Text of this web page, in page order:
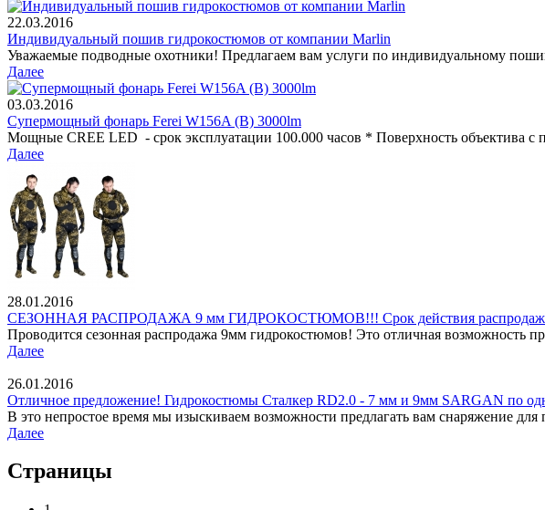
22.03.2016
Индивидуальный пошив гидрокостюмов от компании Marlin
Уважаемые подводные охотники! Предлагаем вам услуги по индивидуальному
Далее
03.03.2016
Супермощный фонарь Ferei W156A (B) 3000lm
Мощные CREE LED - срок эксплуатации 100.000 часов * Поверхность объектива с
Далее
28.01.2016
СЕЗОННАЯ РАСПРОДАЖА 9 мм ГИДРОКОСТЮМОВ!!! Срок действия распродажи -
Проводится сезонная распродажа 9мм гидрокостюмов! Это отличная возможность
Далее
26.01.2016
Отличное предложение! Гидрокостюмы Сталкер RD2.0 - 7 мм и 9мм SARGAN по
В это непростое время мы изыскиваем возможности предлагать вам снаряжение
Далее
Страницы